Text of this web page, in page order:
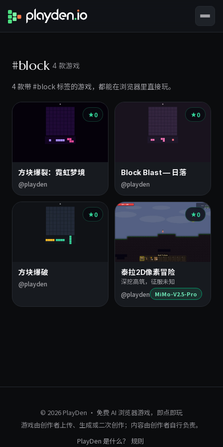
#block 4 款游戏
4 款带 #block 标签的游戏，都能在浏览器里直接玩。
0
方块爆裂：霓虹梦境
@playden
0
Block Blast — 日落
@playden
0
方块爆破
@playden
0
泰拉2D像素冒险
深挖高筑，征服未知
@playden
MiMo-V2.5-Pro
© 2026 PlayDen · 免费 AI 浏览器游戏，即点即玩
游戏由创作者上传、生成或二次创作；内容由创作者自行负责。
PlayDen 是什么？
规则